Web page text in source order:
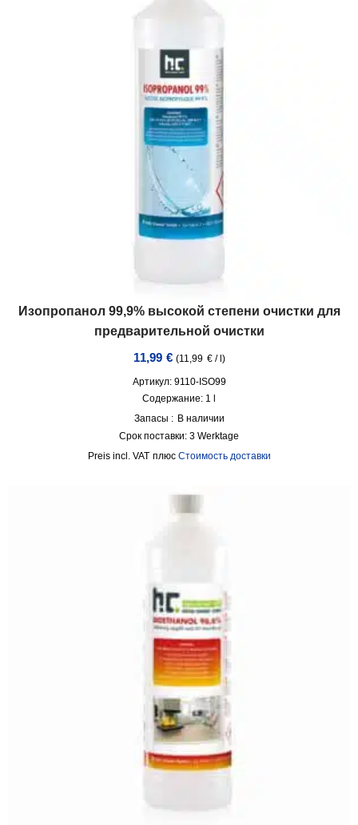
Изопропанол 99,9% высокой степени очистки для
предварительной очистки
11,99 € (11,99 €/ )
Артикул: 9110-ISO99
Содержание: 1 l
Запасы : В наличии
Срок поставки: 3 Werktage
incl. VAT плюс Стоимость доставки